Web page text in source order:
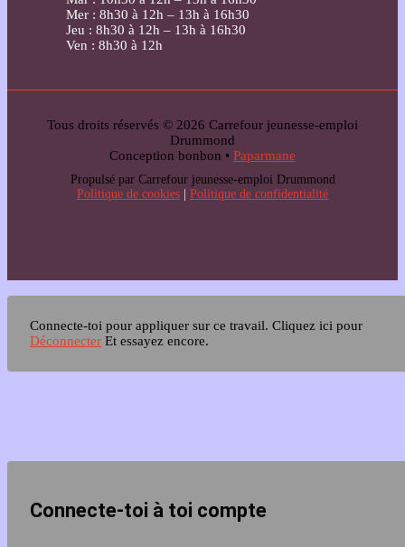
Mer : 8h30 à 12h – 13h à 16h30
Jeu : 8h30 à 12h – 13h à 16h30
Ven : 8h30 à 12h
Tous droits réservés © 2026 Carrefour jeunesse-emploi
Drummond
Conception bonbon • Paparmane
Propulsé par Carrefour jeunesse-emploi Drummond
Politique de cookies | Politique de confidentialité
Connecte-toi pour appliquer sur ce travail. Cliquez ici pour
Déconnecter Et essayez encore.
Connecte-toi à toi compte